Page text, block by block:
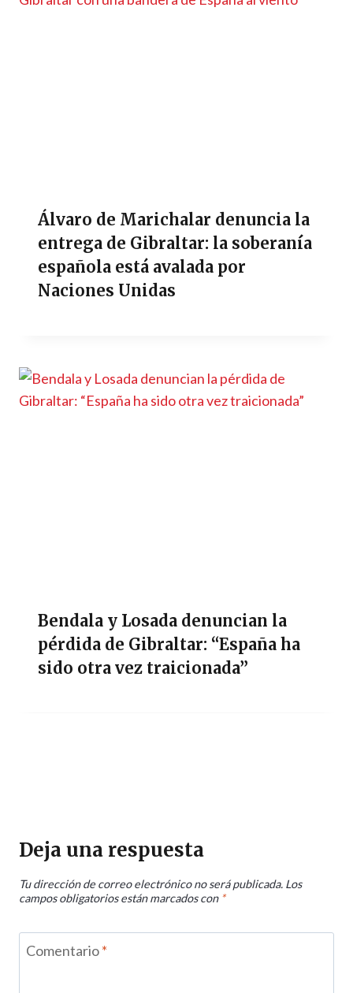
Álvaro de Marichalar denuncia la
entrega de Gibraltar: la soberanía
española está avalada por
Naciones Unidas
Bendala y Losada denuncian la
pérdida de Gibraltar: “España ha
sido otra vez traicionada”
Deja una respuesta
Tu dirección de correo electrónico no será publicada. Los
campos obligatorios están marcados con *
Comentario*